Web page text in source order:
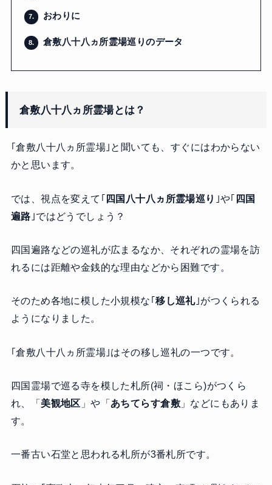
7. おわりに
8. 倉敷八十八ヵ所霊場巡りのデータ
倉敷八十八ヵ所霊場とは？
｢倉敷八十八ヵ所霊場｣と聞いても、すぐにはわからない
かと思います。
では、視点を変えて｢四国八十八ヵ所霊場巡り ｣や｢ 四国
遍路 ｣ではどうでしょう？
四国遍路などの巡礼が広まるなか、それぞれの霊場を訪
れるには距離や金銭的な理由などから困難です。
そのため各地に模した小規模な｢移し巡礼｣がつくられる
ようになりました。
｢倉敷八十八ヵ所霊場｣はその移し巡礼の一つです。
四国霊場で巡る寺を模した札所(祠・ほこら)がつくら
れ、「美観地区 」や「あちてらす倉敷」などにもありま
す。
一番古い石堂と思われる札所が3番札所です。